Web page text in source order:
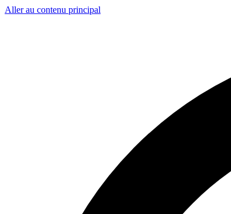
Aller au contenu principal